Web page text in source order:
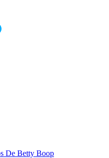
De Betty Boop